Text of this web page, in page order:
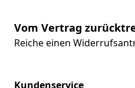
Vom Vertrag
Reiche einen
Kundenservice